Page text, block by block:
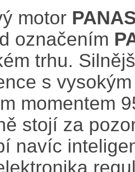
motor
označením
trhu.
s
momentem
stojí za
navíc